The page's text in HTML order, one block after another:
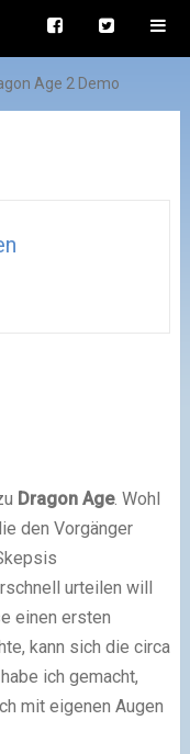
Age 2 Demo
Dragon Age. Wohl
den Vorgänger
urteilen will
einen ersten
kann sich die circa
ich gemacht,
mit eigenen Augen